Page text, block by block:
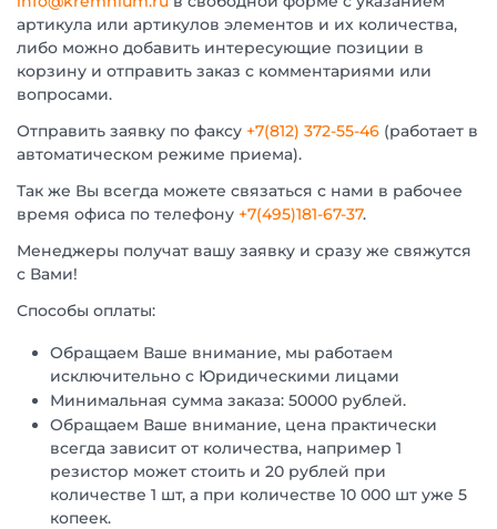
артикула или артикулов элементов и их количества,
либо можно добавить интересующие позиции в
корзину и отправить заказ с комментариями или
вопросами.
Отправить заявку по факсу +7(812) 372-55-46 (работает в
автоматическом режиме приема).
Так же Вы всегда можете связаться с нами в рабочее
время офиса по телефону +7(495)181-67-37.
Менеджеры получат вашу заявку и сразу же свяжутся
с Вами!
Способы оплаты:
Обращаем Ваше внимание, мы работаем
исключительно с Юридическими лицами
Минимальная сумма заказа: 50000 рублей.
Обращаем Ваше внимание, цена практически
всегда зависит от количества, например 1
резистор может стоить и 20 рублей при
количестве 1 шт, а при количестве 10 000 шт уже 5
копеек.